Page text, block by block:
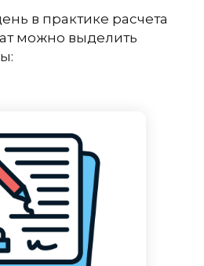
в практике расчета
можно выделить